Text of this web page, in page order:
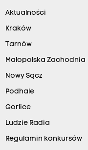
Aktualności
Kraków
Tarnów
Małopolska Zachodnia
Nowy Sącz
Podhale
Gorlice
Ludzie Radia
Regulamin konkursów